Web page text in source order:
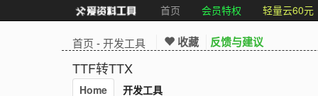
首页 会员特权 轻量云60元
首页 -开发工具 收藏 反馈与建议
TTF转TTX
Home 开发工具